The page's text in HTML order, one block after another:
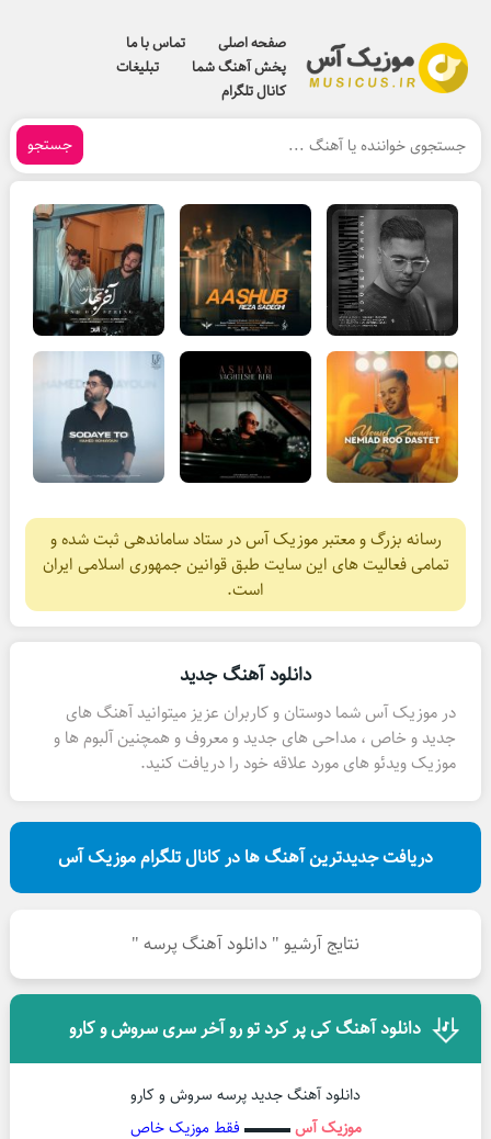
صفحه اصلی
تماس با ما
پخش آهنگ شما
تبلیغات
کانال تلگرام
جستجو
رسانه بزرگ و معتبر موزیک آس در ستاد ساماندهی ثبت شده و
تمامی فعالیت های این سایت طبق قوانین جمهوری اسلامی ایران
است.
دانلود آهنگ جدید
در موزیک آس شما دوستان و کاربران عزیز میتوانید آهنگ های
جدید و خاص ، مداحی های جدید و معروف و همچنین آلبوم ها و
موزیک ویدئو های مورد علاقه خود را دریافت کنید.
دریافت جدیدترین آهنگ ها در کانال تلگرام موزیک آس
نتایج آرشیو " دانلود آهنگ پرسه "
دانلود آهنگ کی پر کرد تو رو آخر سری سروش و کارو
دانلود آهنگ جدید پرسه سروش و کارو
موزیک آس▬▬▬ فقط موزیک خاص